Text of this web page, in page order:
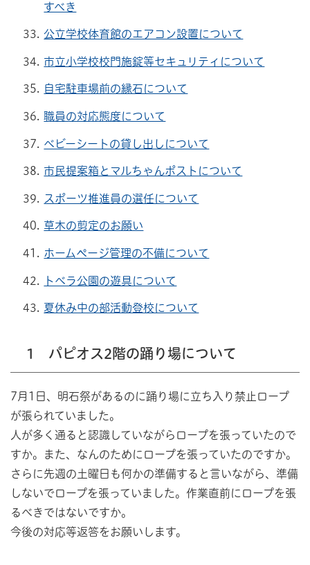
すべき
公立学校体育館のエアコン設置について
市立小学校校門施錠等セキュリティについて
自宅駐車場前の縁石について
職員の対応態度について
ベビーシートの貸し出しについて
市民提案箱とマルちゃんポストについて
スポーツ推進員の選任について
草木の剪定のお願い
ホームページ管理の不備について
トベラ公園の遊具について
夏休み中の部活動登校について
1 パピオス2階の踊り場について
7月1日、明石祭があるのに踊り場に立ち入り禁止ロープ
が張られていました。
人が多く通ると認識していながらロープを張っていたので
すか。また、なんのためにロープを張っていたのですか。
さらに先週の土曜日も何かの準備すると言いながら、準備
しないでロープを張っていました。作業直前にロープを張
るべきではないですか。
今後の対応等返答をお願いします。